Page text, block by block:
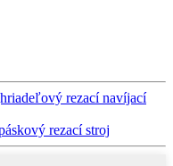
rezací navíjací
rezací stroj